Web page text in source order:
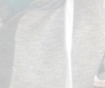
de Culture(s)